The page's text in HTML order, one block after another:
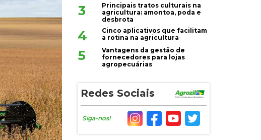
3
Principais tratos culturais na
agricultura: amontoa, poda e
desbrota
4
Cinco aplicativos que facilitam
a rotina na agricultura
5
Vantagens da gestão de
fornecedores para lojas
agropecuárias
Redes Sociais
Siga-nos!